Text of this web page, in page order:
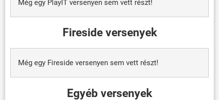
Még egy PlayIT versenyen sem vett részt!
Fireside versenyek
Még egy Fireside versenyen sem vett részt!
Egyéb versenyek